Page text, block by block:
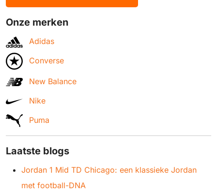
Onze merken
Adidas
Converse
New Balance
Nike
Puma
Laatste blogs
Jordan 1 Mid TD Chicago: een klassieke Jordan
met football-DNA